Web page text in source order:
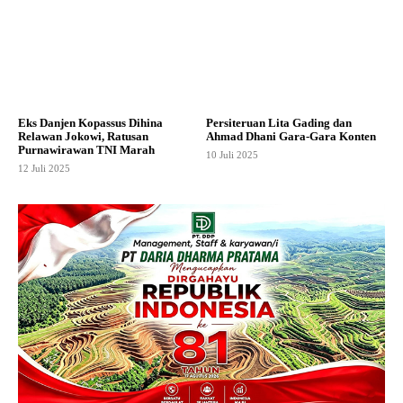
Eks Danjen Kopassus Dihina
Relawan Jokowi, Ratusan
Purnawirawan TNI Marah
12 Juli 2025
Persiteruan Lita Gading dan
Ahmad Dhani Gara-Gara Konten
10 Juli 2025